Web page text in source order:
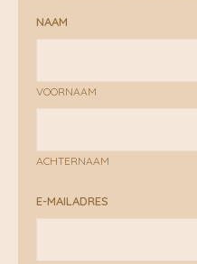
NAAM
VOORNAAM
ACHTERNAAM
E-MAILADRES